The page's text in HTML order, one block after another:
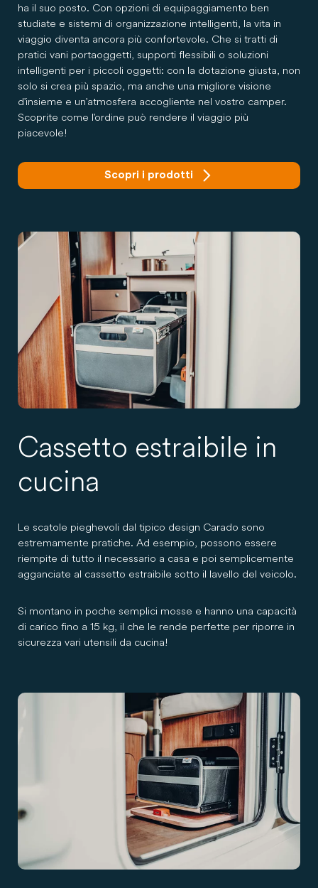
ha il suo posto. Con opzioni di equipaggiamento ben
studiate e sistemi di organizzazione intelligenti, la vita in
viaggio diventa ancora più confortevole. Che si tratti di
pratici vani portaoggetti, supporti flessibili o soluzioni
intelligenti per i piccoli oggetti: con la dotazione giusta, non
solo si crea più spazio, ma anche una migliore visione
d'insieme e un'atmosfera accogliente nel vostro camper.
Scoprite come l'ordine può rendere il viaggio più
piacevole!
Scopri i prodotti
Cassetto estraibile in
cucina
Le scatole pieghevoli dal tipico design Carado sono
estremamente pratiche. Ad esempio, possono essere
riempite di tutto il necessario a casa e poi semplicemente
agganciate al cassetto estraibile sotto il lavello del veicolo.
Si montano in poche semplici mosse e hanno una capacità
di carico fino a 15 kg, il che le rende perfette per riporre in
sicurezza vari utensili da cucina!